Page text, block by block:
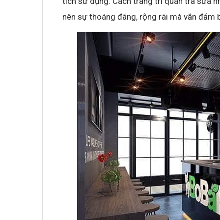
nên sự thoáng đãng, rộng rãi mà vẫn đảm
Không khí cổ vũ U23 Việt Nam tại BNC
sóng truyền hình K+